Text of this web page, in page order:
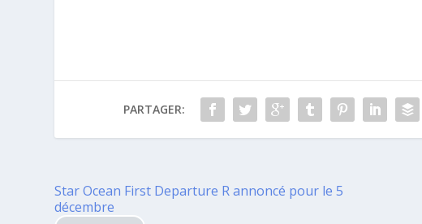
PARTAGER:
Star Ocean First Departure R annoncé pour le 5
décembre